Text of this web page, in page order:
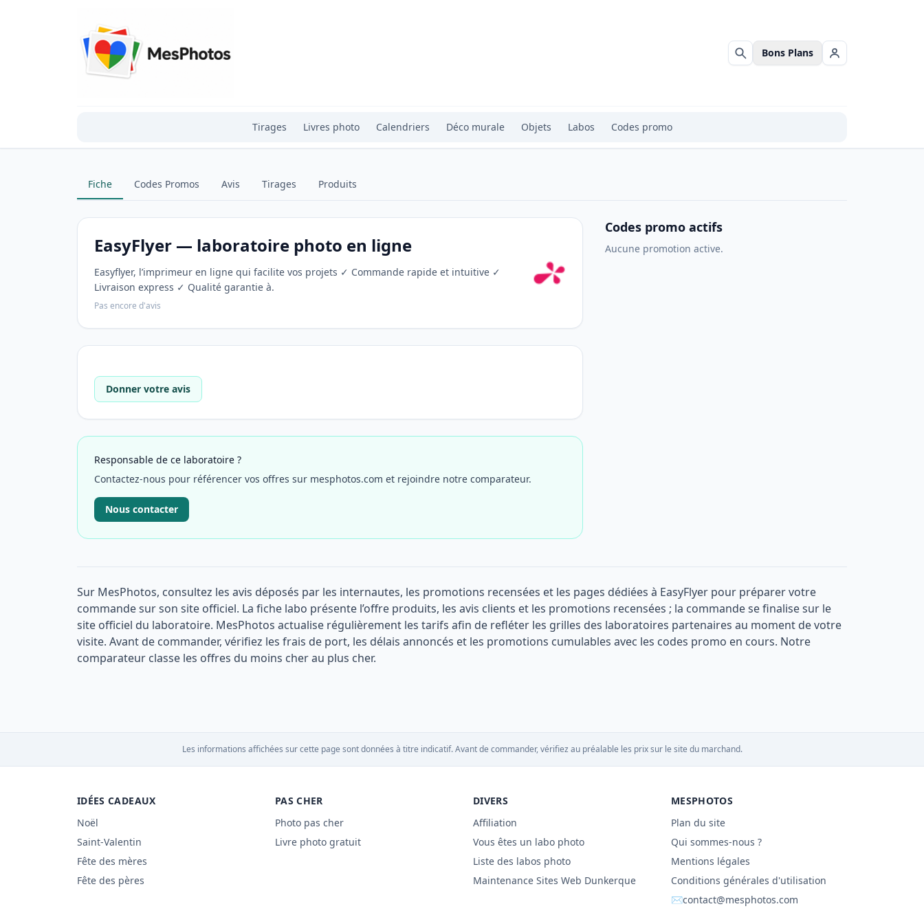
Rechercher
Bons Plans Se connecter
Tirages Livres photo Calendriers Déco murale Objets Labos Codes promo
Fiche Codes Promos Avis Tirages Produits
EasyFlyer — laboratoire photo en ligne
Easyflyer, l’imprimeur en ligne qui facilite vos projets ✓ Commande rapide et intuitive ✓
Livraison express ✓ Qualité garantie à.
Pas encore d'avis
Donner votre avis
Responsable de ce laboratoire ?
Contactez-nous pour référencer vos offres sur mesphotos.com et rejoindre notre comparateur.
Nous contacter
Codes promo actifs
Aucune promotion active.
Sur MesPhotos, consultez les avis déposés par les internautes, les promotions recensées et les pages dédiées à EasyFlyer pour préparer votre
commande sur son site officiel. La fiche labo présente l’offre produits, les avis clients et les promotions recensées ; la commande se finalise sur le
site officiel du laboratoire. MesPhotos actualise régulièrement les tarifs afin de refléter les grilles des laboratoires partenaires au moment de votre
visite. Avant de commander, vérifiez les frais de port, les délais annoncés et les promotions cumulables avec les codes promo en cours. Notre
comparateur classe les offres du moins cher au plus cher.
Les informations affichées sur cette page sont données à titre indicatif. Avant de commander, vérifiez au préalable les prix sur le site du marchand.
IDÉES CADEAUX
Noël
Saint-Valentin
Fête des mères
Fête des pères
PAS CHER
Photo pas cher
Livre photo gratuit
DIVERS
Affiliation
Vous êtes un labo photo
Liste des labos photo
Maintenance Sites Web Dunkerque
MESPHOTOS
Plan du site
Qui sommes-nous ?
Mentions légales
Conditions générales d'utilisation
✉contact@mesphotos.com